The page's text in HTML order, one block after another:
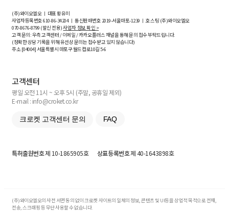
(주)와이오엘오 ㅣ 대표 황유미
사업자등록번호610-86-34204ㅣ 통신판매번호 2019-서울마포-1239 ㅣ 호스팅 (주)와이오엘오
070-8676-8799 (발신 전용)사업자 정보 확인 >
고객 문의: 우측 고객센터 / 이메일 / 카카오플러스 채널을 통해 문의 접수 부탁드립니다.
(정확한 상담 기록을 위해 유선상 문의는 접수받고 있지 않습니다)
주소 [04004] 서울특별시 마포구 월드컵로10길5-6
고객센터
평일 오전 11시 ~ 오후 5시 (주말, 공휴일 제외)
E-mail : info@croket.co.kr
크로켓 고객센터 문의 FAQ
특허출원번호제 10-1865905호 상표등록번호제 40-1643898호
(주)와이오엘오의 사전 서면 동의 없이 크로켓 사이트의 일체의 정보, 콘텐츠 및 UI등을 상업적 목적으로 전재,
전송, 스크래핑 등 무단 사용할 수 없습니다.